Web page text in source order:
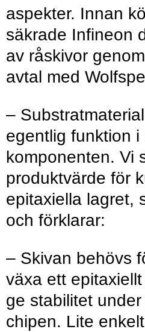
aspekter. Innan
säkrade Infineon
av råskivor
avtal med
–
egentlig funktion
komponenten. Vi
produktvärde för
epitaxiella lagret,
och förklarar:
– Skivan behövs
växa ett
ge stabilitet
chipen. Lite